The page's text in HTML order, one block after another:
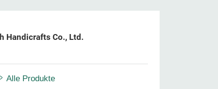
Handicrafts Co., Ltd.
Alle Produkte